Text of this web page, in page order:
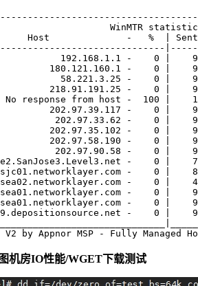
WinMTR
-   %  | Sent |
192.168.1.1 -    0 |
180.121.160.1 -    0 |
58.221.3.25 -    0 |
218.91.191.25 -    0 |
response from host -  100
202.97.39.117 -    0 |
202.97.33.62 -    0 |
202.97.35.102 -    0 |
202.97.58.190 -    0 |    9
202.97.90.58 -    0 |    9
-    0 |
-    0
-    0
-    0
-    0
-    0 |
机房IO性能/WGET下载测试